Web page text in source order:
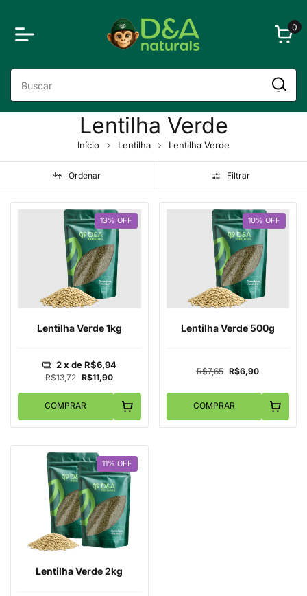
0
Lentilha Verde
Início Lentilha Lentilha Verde
Ordenar Filtrar
13% OFF
Lentilha Verde 1kg
R$13,72 R$11,90
2 x deR$6,94
COMPRAR
10% OFF
Lentilha Verde 500g
R$7,65 R$6,90
COMPRAR
11% OFF
Lentilha Verde 2kg